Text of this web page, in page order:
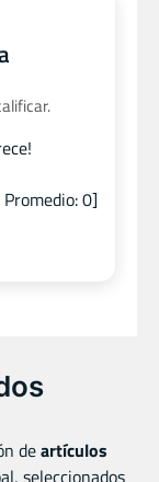
0]
deartículos
seleccionados